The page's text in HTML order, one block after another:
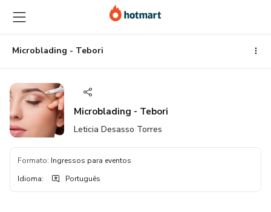
para
o
conteúdo
principal
para
o
pagamento
para
o
rodapé
Microblading - Tebori
Microblading - Tebori
Leticia Desasso Torres
Formato: Ingressos para eventos
Idioma: Português